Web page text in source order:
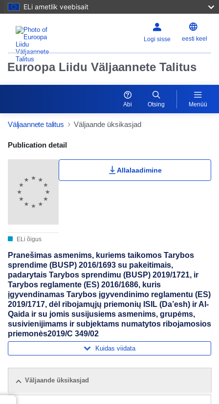
ELi ametlik veebisait
Logi sisse eesti keel
Euroopa Liidu Väljaannete Talitus
Abi Otsing Menüü
Väljaannete talitus Väljaande üksikasjad
Publication Detail Actions Portlet
Publication detail
ELi õigus
Allalaadimine
Pranešimas asmenims, kuriems taikomos Tarybos
sprendime (BUSP) 2016/1693 su pakeitimais,
padarytais Tarybos sprendimu (BUSP) 2019/1721, ir
Tarybos reglamente (ES) 2016/1686, kuris
įgyvendinamas Tarybos įgyvendinimo reglamentu (ES)
2019/1717, dėl ribojamųjų priemonių ISIL (Da’esh) ir Al-
Qaida ir su jomis susijusiems asmenims, grupėms,
susivienijimams ir subjektams numatytos ribojamosios
priemonės2019/C 349/02
Kuidas viidata
Väljaande üksikasjad